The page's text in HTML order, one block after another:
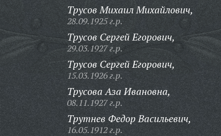
Трусов Михаил Михайлович,
28.09.1925 г.р.
Трусов Сергей Егорович,
29.03.1927 г.р.
Трусов Сергей Егорович,
15.03.1926 г.р.
Трусова Аза Ивановна,
08.11.1927 г.р.
Трутнев Федор Васильевич,
16.05.1912 г.р.